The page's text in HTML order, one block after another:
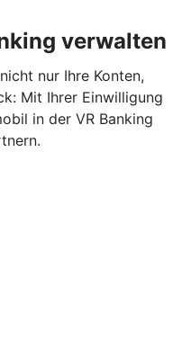
verwalten
nur Ihre Konten,
Mit Ihrer Einwilligung
in der VR Banking